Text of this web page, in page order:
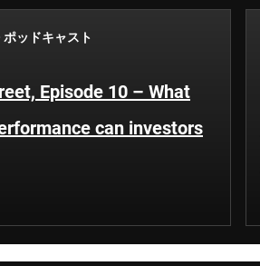
ポッドキャスト
Episode 10 – What
can investors